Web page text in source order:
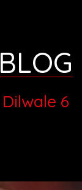
BLOG
Dilwale 6